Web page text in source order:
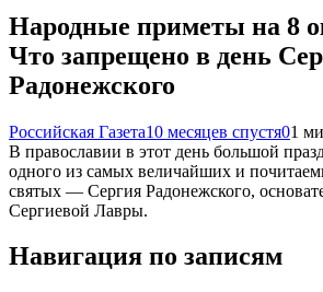
Народные приметы на 8
Что запрещено в день
Радонежского
Российская Газета10 месяцев спустя01
В православии в этот день большой
одного из самых величайших и
святых — Сергия Радонежского,
Сергиевой Лавры.
Навигация по записям